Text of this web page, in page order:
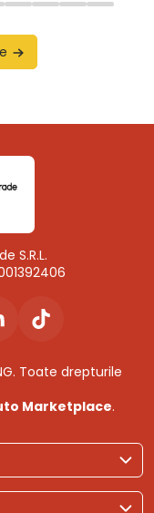
S.R.L.
Toate drepturile
Marketplace.